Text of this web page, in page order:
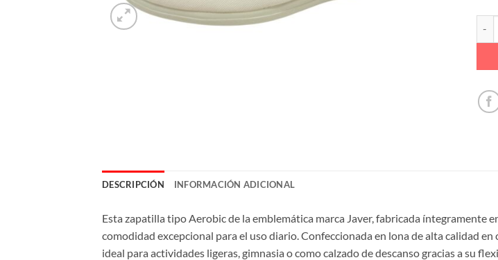
DESCRIPCIÓN INFORMACIÓN ADICIONAL
Esta zapatilla tipo Aerobic de la emblemática marca Javer, fabricada íntegramente
comodidad excepcional para el uso diario. Confeccionada en lona de alta calidad
ideal para actividades ligeras, gimnasia o como calzado de descanso gracias a su